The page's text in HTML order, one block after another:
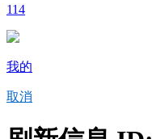
114
我的
取消